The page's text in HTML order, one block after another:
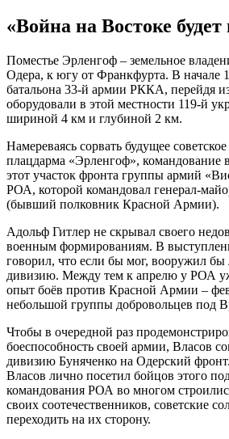
«Война на Востоке
Поместье Эрленгоф – земельное
Одера, к югу от Франкфурта. В начале
батальона 33-й армии РККА, перейдя
оборудовали в этой местности 119-й
шириной 4 км и глубиной 2 км.
Намереваясь сорвать будущее
плацдарма «Эрленгоф», командование
этот участок фронта группы армий
РОА, которой командовал генерал-
(бывший полковник Красной Армии).
Адольф Гитлер не скрывал своего
военным формированиям. В
говорил, что если бы мог, вооружил
дивизию. Между тем к апрелю у РОА
опыт боёв против Красной Армии –
небольшой группы добровольцев под
Чтобы в очередной раз
боеспособность своей армии, Власов
дивизию Буняченко на Одерский
Власов лично посетил бойцов этого
командования РОА во многом
своих соотечественников, советские
переходить на их сторону.